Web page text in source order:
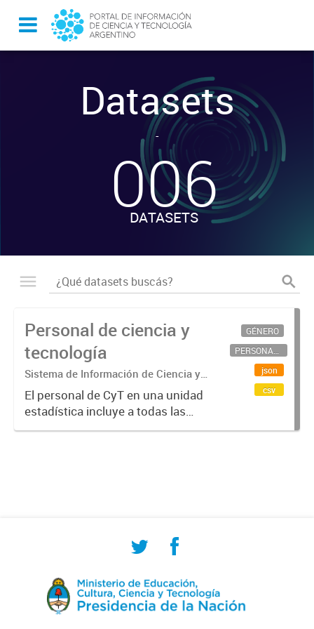
Datasets
-
006
DATASETS
Personal de ciencia y
tecnología
Sistema de Información de Ciencia y
Tecnología Argentino (SICYTAR)
El personal de CyT en una unidad
estadística incluye a todas las
personas involucradas
GÉNERO
PERSONAL CIENTÍFICO-TECNOLÓGICO
json
csv